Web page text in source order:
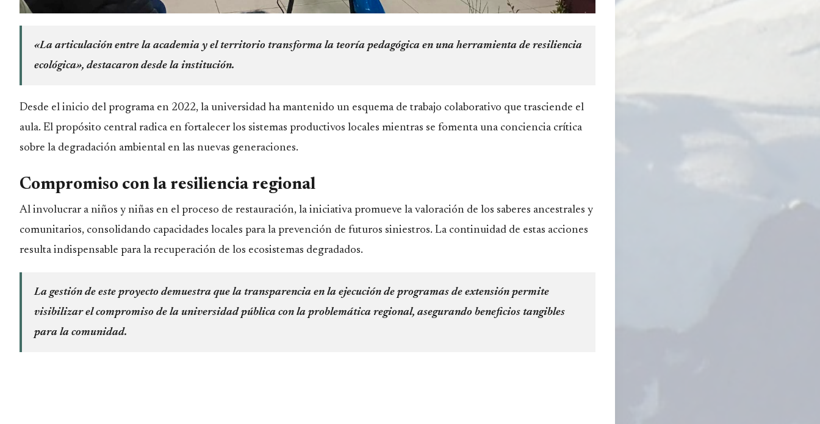
«La articulación entre la academia y el territorio transforma la teoría pedagógica en una herramienta de resiliencia
ecológica», destacaron desde la institución.
Desde el inicio del programa en 2022, la universidad ha mantenido un esquema de trabajo colaborativo que trasciende el
aula. El propósito central radica en fortalecer los sistemas productivos locales mientras se fomenta una conciencia crítica
sobre la degradación ambiental en las nuevas generaciones.
Compromiso con la resiliencia regional
Al involucrar a niños y niñas en el proceso de restauración, la iniciativa promueve la valoración de los saberes ancestrales y
comunitarios, consolidando capacidades locales para la prevención de futuros siniestros. La continuidad de estas acciones
resulta indispensable para la recuperación de los ecosistemas degradados.
La gestión de este proyecto demuestra que la transparencia en la ejecución de programas de extensión permite
visibilizar el compromiso de la universidad pública con la problemática regional, asegurando beneficios tangibles
para la comunidad.